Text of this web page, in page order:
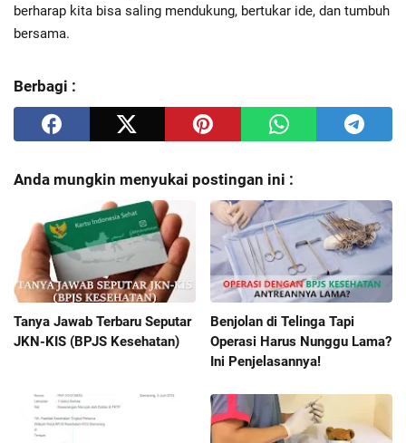
berharap kita bisa saling mendukung, bertukar ide, dan tumbuh
bersama.
Berbagi :
Anda mungkin menyukai postingan ini :
Tanya Jawab Terbaru Seputar
JKN-KIS (BPJS Kesehatan)
Benjolan di Telinga Tapi
Operasi Harus Nunggu Lama?
Ini Penjelasannya!